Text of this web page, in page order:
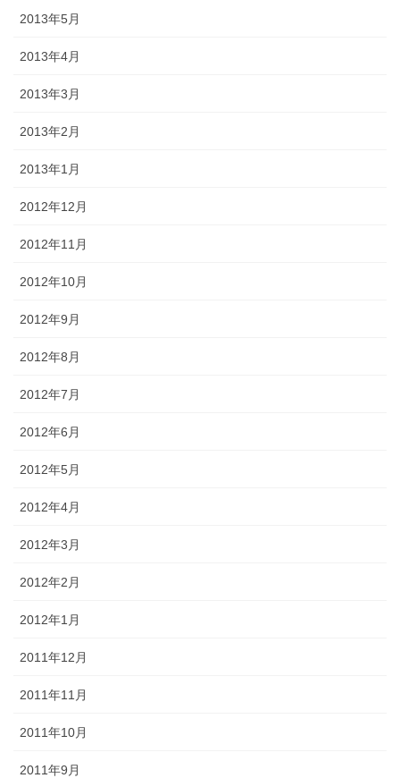
2013年5月
2013年4月
2013年3月
2013年2月
2013年1月
2012年12月
2012年11月
2012年10月
2012年9月
2012年8月
2012年7月
2012年6月
2012年5月
2012年4月
2012年3月
2012年2月
2012年1月
2011年12月
2011年11月
2011年10月
2011年9月